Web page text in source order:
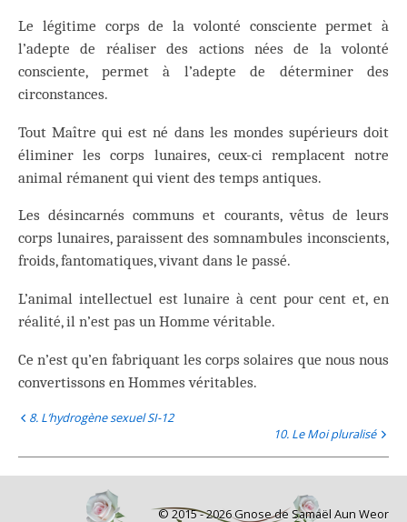
Le légitime corps de la volonté consciente permet à
l’adepte de réaliser des actions nées de la volonté
consciente, permet à l’adepte de déterminer des
circonstances.
Tout Maître qui est né dans les mondes supérieurs doit
éliminer les corps lunaires, ceux-ci remplacent notre
animal rémanent qui vient des temps antiques.
Les désincarnés communs et courants, vêtus de leurs
corps lunaires, paraissent des somnambules inconscients,
froids, fantomatiques, vivant dans le passé.
L’animal intellectuel est lunaire à cent pour cent et, en
réalité, il n’est pas un Homme véritable.
Ce n’est qu’en fabriquant les corps solaires que nous nous
convertissons en Hommes véritables.
8. L’hydrogène sexuel SI-12
10. Le Moi pluralisé
© 2015 - 2026 Gnose de Samaël Aun Weor